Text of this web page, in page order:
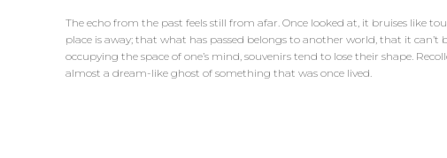
The echo from the past feels still from afar. Once looked at, it bruises like
place is away; that what has passed belongs to another world, that it can’t
occupying the space of one’s mind, souvenirs tend to lose their shape.
almost a dream-like ghost of something that was once lived.